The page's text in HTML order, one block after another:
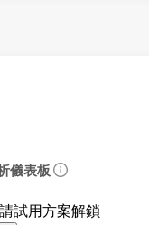
儀表板
試用方案解鎖